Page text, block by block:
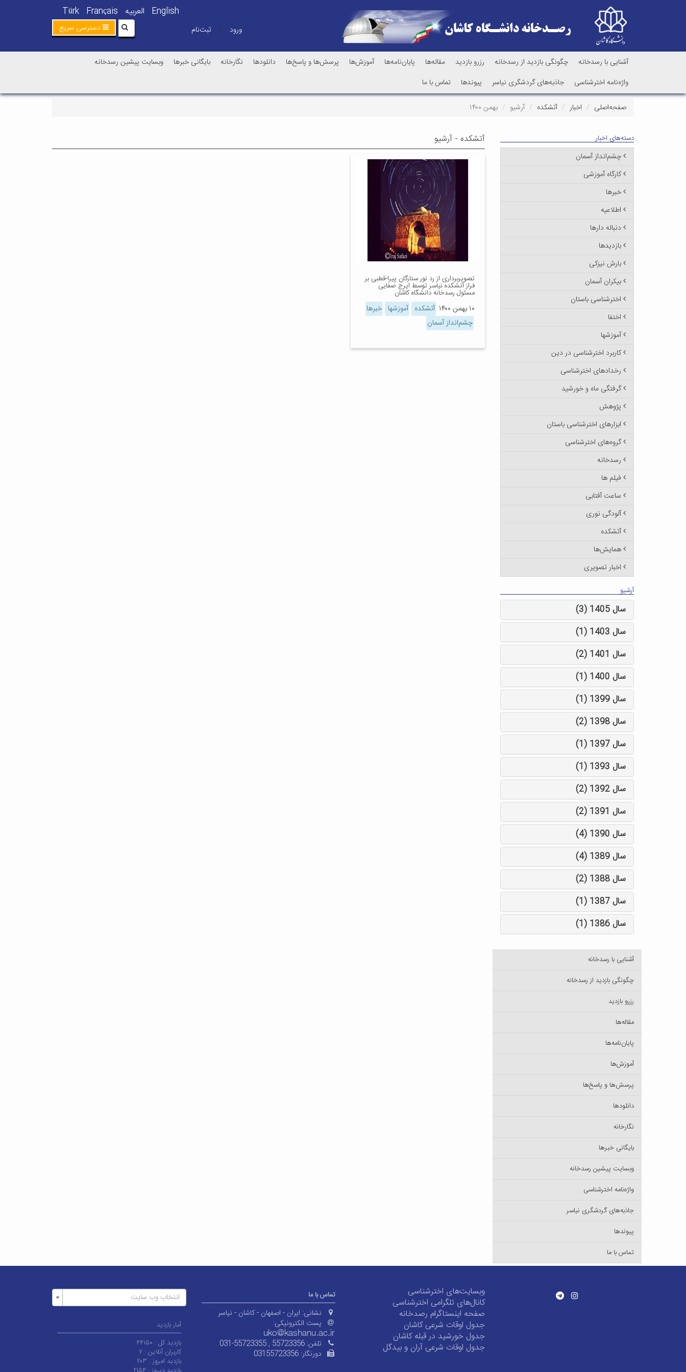
English العربیه Français
Türk
ورود | ثبت‌نام دسترسی سریع
آشنایی با رسدخانه چگونگی بازدید از رسدخانه رزرو بازدید مقاله‌ها پایان‌نامه‌ها آموزش‌ها پرسش‌ها و پاسخ‌ها دانلودها نگارخانه بایگانی خبرها
وبسایت پیشین رسدخانه
واژه‌نامه اخترشناسی
جاذبه‌های گردشگری نیاسر پیوندها تماس با ما
صفحه‌اصلی اخبار آتشکده آرشیو بهمن ۱۴۰۰
آتشکده - آرشیو
تصویربرداری از رد نور ستارگان پیرا-قطبی بر
فراز آتشکده نیاسر توسط ایرج صفایی
مسئول رسدخانه دانشگاه کاشان
۱۰ بهمن ۱۴۰۰ آتشکده آموزشها خبرها
چشم‌انداز آسمان
دسته‌های اخبار
چشم‌انداز آسمان
کارگاه آموزشی
خبرها
اطلاعیه
دنباله دارها
بازدیدها
بارش نیزکی
بیکران آسمان
اخترشناسی باستان
اختفا
آموزشها
کاربرد اخترشناسی در دین
رخدادهای اخترشناسی
گرفتگی ماه و خورشید
پژوهش
ابزارهای اخترشناسی باستان
گروه‌های اخترشناسی
رسدخانه
فیلم ها
ساعت آفتابی
آلودگی نوری
آتشکده
همایش‌ها
اخبار تصویری
آرشیو
سال 1405 (3)
سال 1403 (1)
سال 1401 (2)
سال 1400 (1)
سال 1399 (1)
سال 1398 (2)
سال 1397 (1)
سال 1393 (1)
سال 1392 (2)
سال 1391 (2)
سال 1390 (4)
سال 1389 (4)
سال 1388 (2)
سال 1387 (1)
سال 1386 (1)
آشنایی با رسدخانه
چگونگی بازدید از رسدخانه
رزرو بازدید
مقاله‌ها
پایان‌نامه‌ها
آموزش‌ها
پرسش‌ها و پاسخ‌ها
دانلودها
نگارخانه
بایگانی خبرها
وبسایت پیشین رسدخانه
واژه‌نامه اخترشناسی
جاذبه‌های گردشگری نیاسر
پیوندها
تماس با ما
وبسایت‌های اخترشناسی
کانال‌های تلگرامی اخترشناسی
صفحه اینستاگرام رصدخانه
جدول اوقات شرعی کاشان
جدول خورشید در قبله کاشان
جدول اوقات شرعی آران و بیدگل
تماس با ما
نشانی: ایران - اصفهان - کاشان - نیاسر
پست الکترونیکی:
تلفن: 031-55723355 , 55723356
دورنگار: 03155723356
انتخاب وب سایت
آمار بازدید
بازدید کل : ۴۴۱۵۰
کاربران آنلاین : ۷
بازدید امروز : ۲۰۳